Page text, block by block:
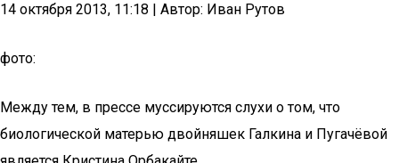
14 октября 2013, 11:18 | Автор: Иван Рутов
фото:
Между тем, в прессе муссируются слухи о том, что
биологической матерью двойняшек Галкина и Пугачёвой